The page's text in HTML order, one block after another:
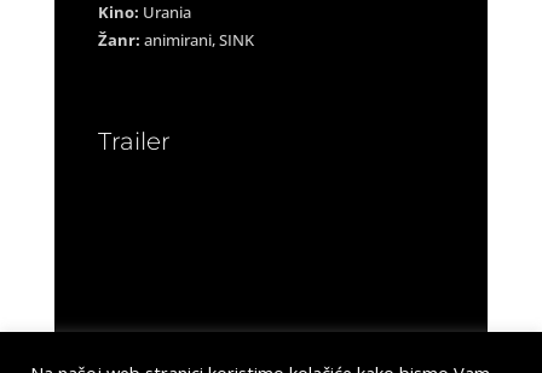
Kino: Urania
Žanr: animirani, SINK
Trailer